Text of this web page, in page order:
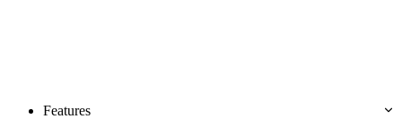
Features